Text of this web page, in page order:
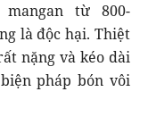
từ 800-
là độc hại. Thiệt
nặng và kéo dài
pháp bón vôi